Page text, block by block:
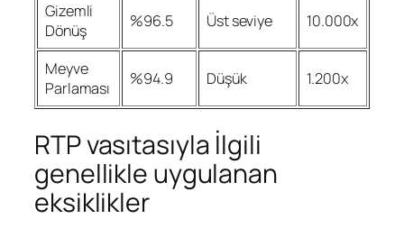
Gizemli
Dönüş
%96.5 Üst seviye 10.000x
Meyve
Parlaması
%94.9 Düşük 1.200x
RTP vasıtasıyla İlgili
genellikle uygulanan
eksiklikler